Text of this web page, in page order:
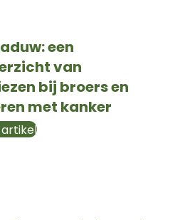
een
van
bij broers en
met kanker